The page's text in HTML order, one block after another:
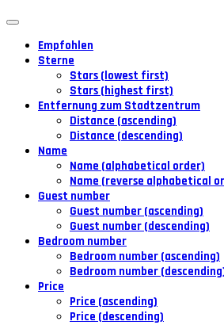
Empfohlen
Sterne
Stars (lowest first)
Stars (highest first)
Entfernung zum Stadtzentrum
Distance (ascending)
Distance (descending)
Name
Name (alphabetical order)
Name (reverse alphabetical
Guest number
Guest number (ascending)
Guest number (descending)
Bedroom number
Bedroom number (ascending)
Bedroom number
Price
Price (ascending)
Price (descending)